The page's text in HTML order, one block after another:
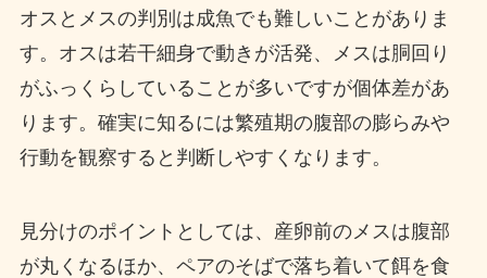
オスとメスの判別は成魚でも難しいことがありま
す。オスは若干細身で動きが活発、メスは胴回り
がふっくらしていることが多いですが個体差があ
ります。確実に知るには繁殖期の腹部の膨らみや
行動を観察すると判断しやすくなります。
見分けのポイントとしては、産卵前のメスは腹部
が丸くなるほか、ペアのそばで落ち着いて餌を食